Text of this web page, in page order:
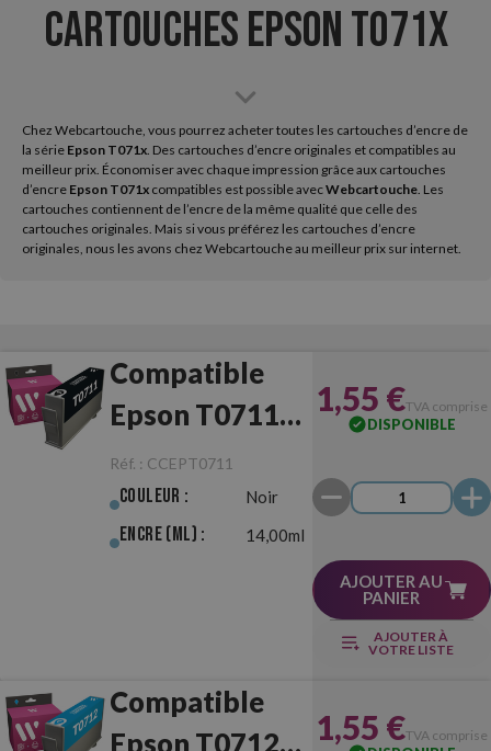
Cartouches Epson T071x
Chez Webcartouche, vous pourrez acheter toutes les cartouches d’encre de
la série Epson T071x. Des cartouches d’encre originales et compatibles au
meilleur prix. Économiser avec chaque impression grâce aux cartouches
d’encre Epson T071x compatibles est possible avecWebcartouche. Les
cartouches contiennent de l’encre de la même qualité que celle des
cartouches originales. Mais si vous préférez les cartouches d’encre
originales, nous les avons chez Webcartouche au meilleur prix sur internet.
Compatible
Epson T0711
Noir
Réf. : CCEPT0711
Couleur : Noir
Encre (ml) : 14,00ml
1,55 €TVA comprise
DISPONIBLE
AJOUTER AU
PANIER
AJOUTER À
VOTRE LISTE
Compatible
Epson T0712
1,55 €TVA comprise